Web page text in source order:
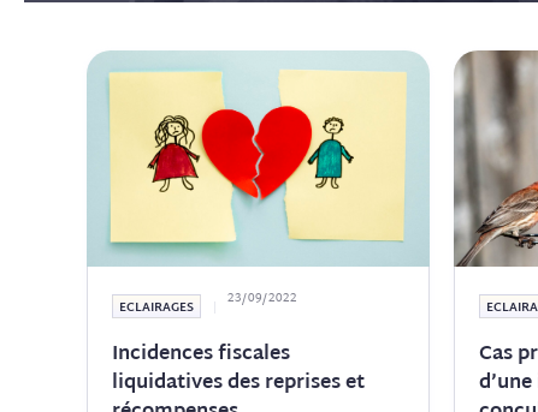
ECLAIRAGES 23/09/2022
Incidences fiscales
liquidatives des reprises et
Cas